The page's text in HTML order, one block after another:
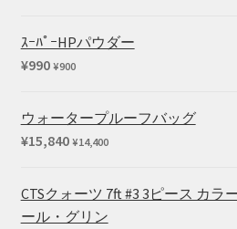
ｽｰﾊﾟｰHPパウダー
¥990 ¥900
ウォータープルーフバッグ
¥15,840 ¥14,400
CTSクォーツ 7ft #3 3ピース カラ
ール・グリン